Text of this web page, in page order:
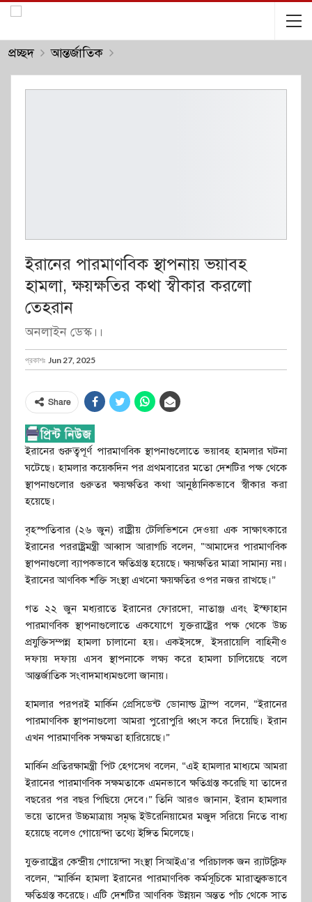
প্রচ্ছদ আন্তর্জাতিক
ইরানের পারমাণবিক স্থাপনায় ভয়াবহ
হামলা, ক্ষয়ক্ষতির কথা স্বীকার করলো
তেহরান
অনলাইন ডেস্ক।।
প্রকাশঃ Jun 27, 2025
Share
ইরানের গুরুত্বপূর্ণ পারমাণবিক স্থাপনাগুলোতে ভয়াবহ হামলার ঘটনা
ঘটেছে। হামলার কয়েকদিন পর প্রথমবারের মতো দেশটির পক্ষ থেকে
স্থাপনাগুলোর গুরুতর ক্ষয়ক্ষতির কথা আনুষ্ঠানিকভাবে স্বীকার করা
হয়েছে।
বৃহস্পতিবার (২৬ জুন) রাষ্ট্রীয় টেলিভিশনে দেওয়া এক সাক্ষাৎকারে
ইরানের পররাষ্ট্রমন্ত্রী আব্বাস আরাগচি বলেন, “আমাদের পারমাণবিক
স্থাপনাগুলো ব্যাপকভাবে ক্ষতিগ্রস্ত হয়েছে। ক্ষয়ক্ষতির মাত্রা সামান্য নয়।
ইরানের আণবিক শক্তি সংস্থা এখনো ক্ষয়ক্ষতির ওপর নজর রাখছে।”
গত ২২ জুন মধ্যরাতে ইরানের ফোরদো, নাতাঞ্জ এবং ইস্ফাহান
পারমাণবিক স্থাপনাগুলোতে একযোগে যুক্তরাষ্ট্রের পক্ষ থেকে উচ্চ
প্রযুক্তিসম্পন্ন হামলা চালানো হয়। একইসঙ্গে, ইসরায়েলি বাহিনীও
দফায় দফায় এসব স্থাপনাকে লক্ষ্য করে হামলা চালিয়েছে বলে
আন্তর্জাতিক সংবাদমাধ্যমগুলো জানায়।
হামলার পরপরই মার্কিন প্রেসিডেন্ট ডোনাল্ড ট্রাম্প বলেন, “ইরানের
পারমাণবিক স্থাপনাগুলো আমরা পুরোপুরি ধ্বংস করে দিয়েছি। ইরান
এখন পারমাণবিক সক্ষমতা হারিয়েছে।”
মার্কিন প্রতিরক্ষামন্ত্রী পিট হেগসেথ বলেন, “এই হামলার মাধ্যমে আমরা
ইরানের পারমাণবিক সক্ষমতাকে এমনভাবে ক্ষতিগ্রস্ত করেছি যা তাদের
বছরের পর বছর পিছিয়ে দেবে।” তিনি আরও জানান, ইরান হামলার
ভয়ে তাদের উচ্চমাত্রায় সমৃদ্ধ ইউরেনিয়ামের মজুদ সরিয়ে নিতে বাধ্য
হয়েছে বলেও গোয়েন্দা তথ্যে ইঙ্গিত মিলেছে।
যুক্তরাষ্ট্রের কেন্দ্রীয় গোয়েন্দা সংস্থা সিআইএ’র পরিচালক জন র‍্যাটক্লিফ
বলেন, “মার্কিন হামলা ইরানের পারমাণবিক কর্মসূচিকে মারাত্মকভাবে
ক্ষতিগ্রস্ত করেছে। এটি দেশটির আণবিক উন্নয়ন অন্তত পাঁচ থেকে সাত